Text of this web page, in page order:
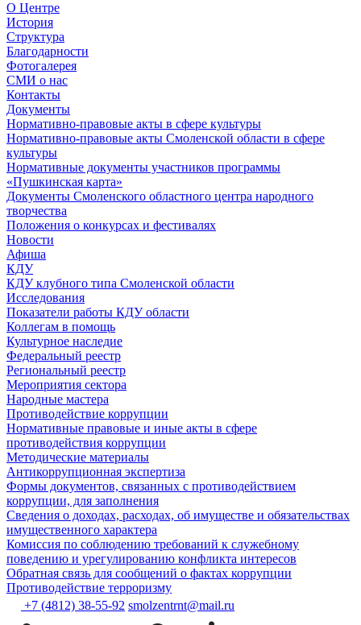
О Центре
История
Структура
Благодарности
Фотогалерея
СМИ о нас
Контакты
Документы
Нормативно-правовые акты в сфере культуры
Нормативно-правовые акты Смоленской области в сфере
культуры
Нормативные документы участников программы
«Пушкинская карта»
Документы Смоленского областного центра народного
творчества
Положения о конкурсах и фестивалях
Новости
Афиша
КДУ
КДУ клубного типа Смоленской области
Исследования
Показатели работы КДУ области
Коллегам в помощь
Культурное наследие
Федеральный реестр
Региональный реестр
Мероприятия сектора
Народные мастера
Противодействие коррупции
Нормативные правовые и иные акты в сфере
противодействия коррупции
Методические материалы
Антикоррупционная экспертиза
Формы документов, связанных с противодействием
коррупции, для заполнения
Сведения о доходах, расходах, об имуществе и обязательствах
имущественного характера
Комиссия по соблюдению требований к служебному
поведению и урегулированию конфликта интересов
Обратная связь для сообщений о фактах коррупции
Противодействие терроризму
+7 (4812) 38-55-92 smolzentrnt@mail.ru